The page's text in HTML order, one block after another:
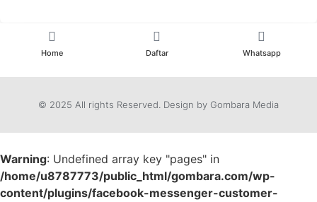
Home Daftar Whatsapp
© 2025 All rights Reserved. Design by Gombara Media
Warning: Undefined array key "pages" in
/home/u8787773/public_html/gombara.com/wp-
content/plugins/facebook-messenger-customer-